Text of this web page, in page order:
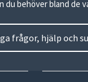
behöver bland de
frågor, hjälp och